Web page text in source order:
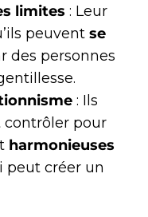
limites : Leur
peuvent se
des personnes
: Ils
pour
harmonieuses
peut créer un